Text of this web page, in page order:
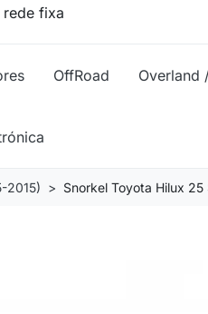
fixa
OffRoad Overland
2015) Snorkel Toyota Hilux